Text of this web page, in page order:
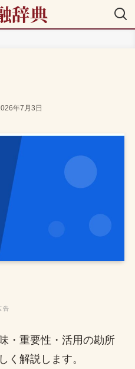
年7月3日
・重要性・活用の勘所
く解説します。